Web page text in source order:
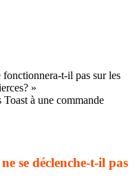
t-il pas sur les
»
à une commande
se déclenche-t-il pas